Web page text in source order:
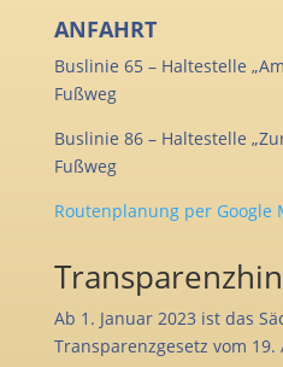
ANFAHRT
Buslinie 65 – Haltestelle
Fußweg
Buslinie 86 – Haltestelle
Fußweg
Routenplanung per Google
Ab 1. Januar 2023 ist das
Transparenzgesetz vom 19.